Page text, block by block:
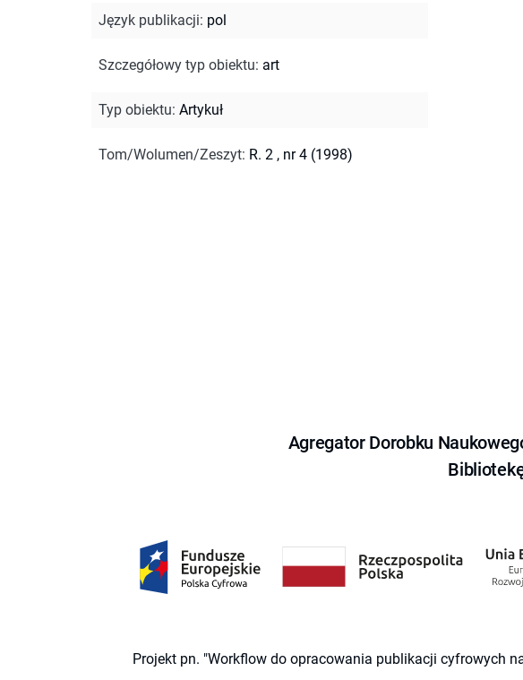
Język publikacji: pol
Szczegółowy typ obiektu: art
Typ obiektu: Artykuł
Tom/Wolumen/Zeszyt: R. 2 , nr 4 (1998)
Agregator Dorobku
Projekt pn. "Workflow do opracowania publikacji cyfrowych